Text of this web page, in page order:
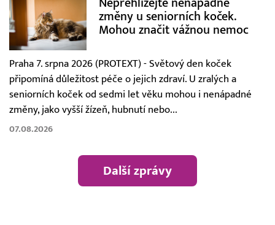
Nepřehlížejte nenápadné
změny u seniorních koček.
Mohou značit vážnou nemoc
Praha 7. srpna 2026 (PROTEXT) - Světový den koček
připomíná důležitost péče o jejich zdraví. U zralých a
seniorních koček od sedmi let věku mohou i nenápadné
změny, jako vyšší žízeň, hubnutí nebo...
07.08.2026
Další zprávy